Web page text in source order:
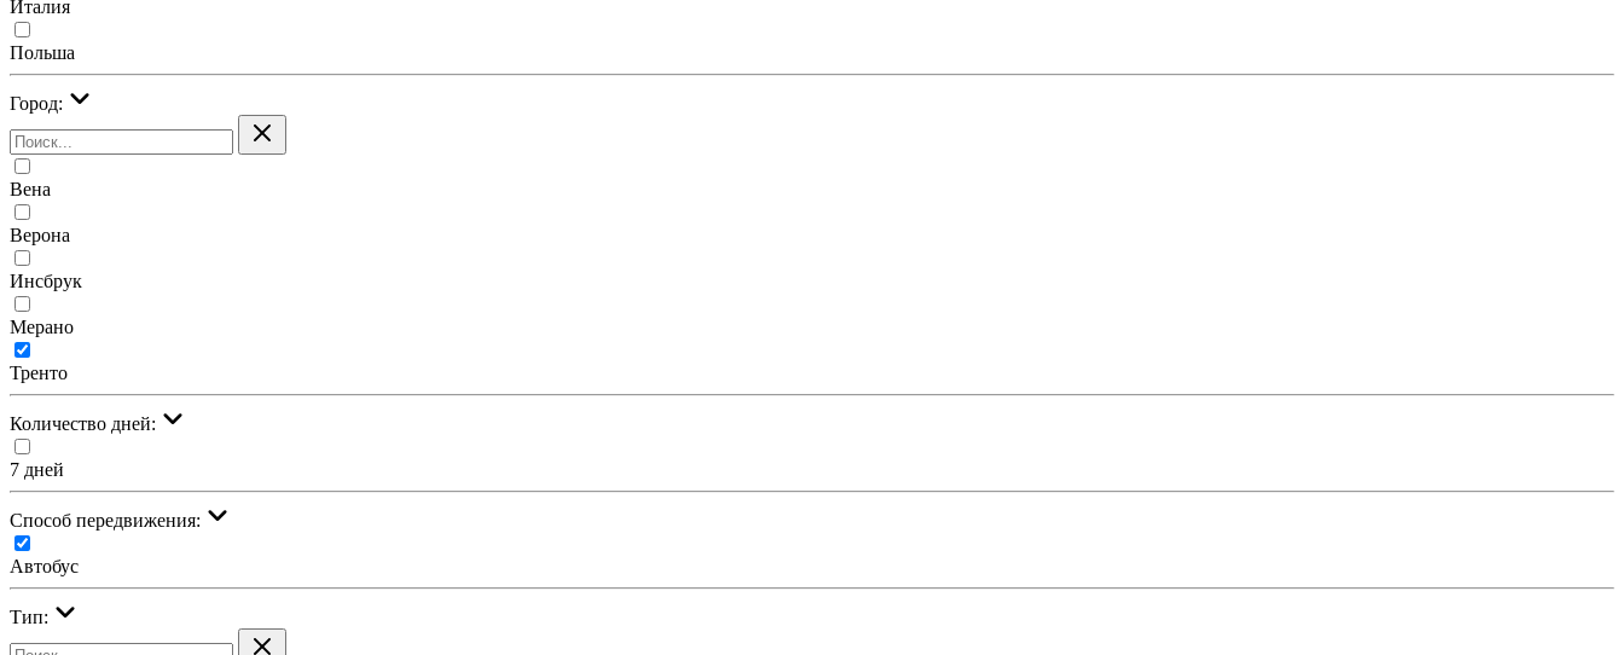
Италия
Польша
Город:
Вена
Верона
Инсбрук
Мерано
Тренто
Количество дней:
7 дней
Cпособ передвижения:
Автобус
Тип: